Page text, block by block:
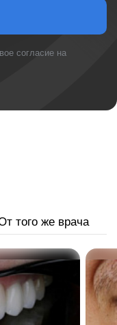
согласие на
того же врача